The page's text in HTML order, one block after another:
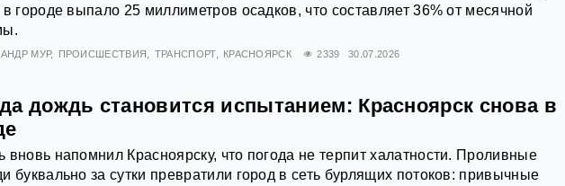
в городе выпало 25 миллиметров осадков, что составляет 36% от месячной
МУР ПРОИСШЕСТВИЯ ТРАНСПОРТ КРАСНОЯРСК 2339 30.07.2026
дождь становится испытанием: Красноярск снова в
вновь напомнил Красноярску, что погода не терпит халатности. Проливные
буквально за сутки превратили город в сеть бурлящих потоков: привычные